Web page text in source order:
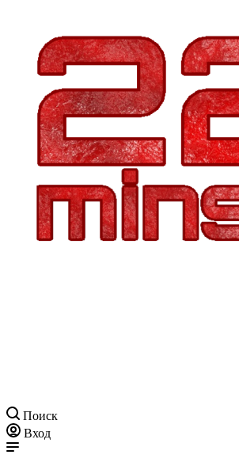
Поиск
Вход